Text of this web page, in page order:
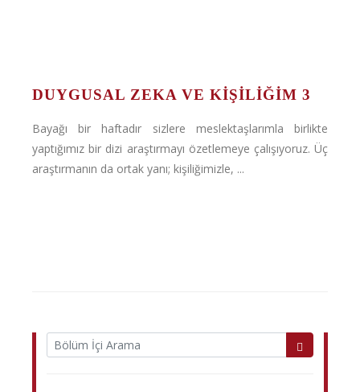
DUYGUSAL ZEKA VE KIŞILIĞIM 3
Bayağı bir haftadır sizlere meslektaşlarımla birlikte
yaptığımız bir dizi araştırmayı özetlemeye çalışıyoruz. Üç
araştırmanın da ortak yanı; kişiliğimizle, ...